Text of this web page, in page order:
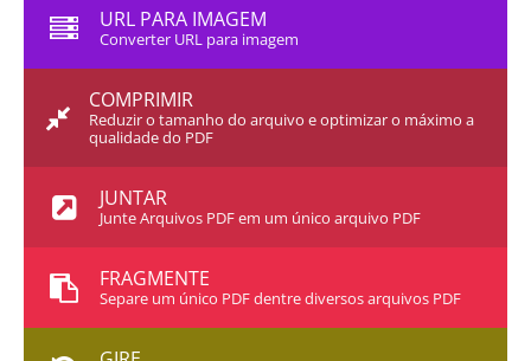
URL PARA IMAGEM
Converter URL para imagem
COMPRIMIR
Reduzir o tamanho do arquivo e optimizar o máximo a
qualidade do PDF
JUNTAR
Junte Arquivos PDF em um único arquivo PDF
FRAGMENTE
Separe um único PDF dentre diversos arquivos PDF